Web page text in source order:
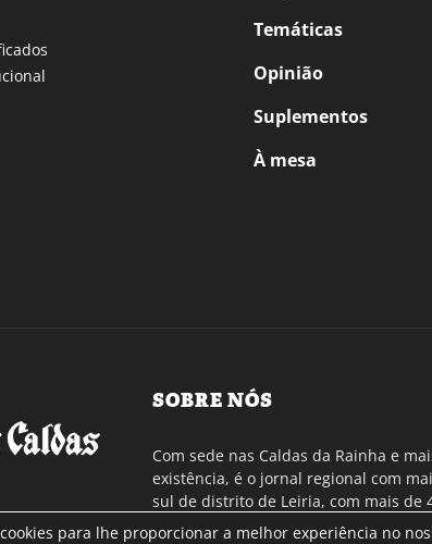
Temáticas
Opinião
Suplementos
À mesa
SOBRE NÓS
Com sede nas Caldas da Rainha e
existência, é o jornal regional com
sul de distrito de Leiria, com mais de
a região Oeste. Jornal com
para lhe proporcionar a melhor experiência no